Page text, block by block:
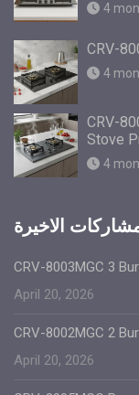
4
CRV-
4
CRV-
Stove
4
الاخيرة
CRV-8003MGC 3
April 20, 2026
CRV-8002MGC 2
April 20, 2026